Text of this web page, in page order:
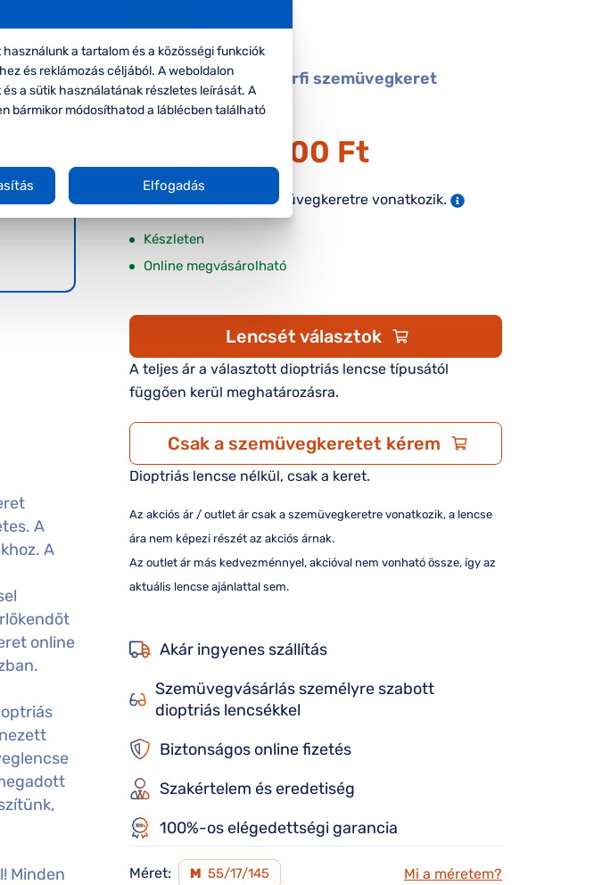
A
A
online
Minden
DbyD
DbyD DB1148 002 férfi szemüvegkeret
Korábbi ár: 27.000 Ft
13.500 Ft
A feltűntetett ár a szemüvegkeretre vonatkozik.
Készleten
Online megvásárolható
Lencsét választok
A teljes ár a választott dioptriás lencse típusától
függően kerül meghatározásra.
Csak a szemüvegkeretet kérem
Dioptriás lencse nélkül, csak a keret.
Az akciós ár / outlet ár csak a szemüvegkeretre vonatkozik, a lencse
ára nem képezi részét az akciós árnak.
Az outlet ár más kedvezménnyel, akcióval nem vonható össze, így az
aktuális lencse ajánlattal sem.
Akár ingyenes szállítás
Szemüvegvásárlás személyre szabott
dioptriás lencsékkel
Biztonságos online fizetés
Szakértelem és eredetiség
100%-os elégedettségi garancia
Méret: M 55/17/145 Mi a méretem?
a tartalom és a közösségi funkciók
és reklámozás céljából. A weboldalon
a sütik használatának részletes leírását. A
bármikor módosíthatod a láblécben található
Elfogadás